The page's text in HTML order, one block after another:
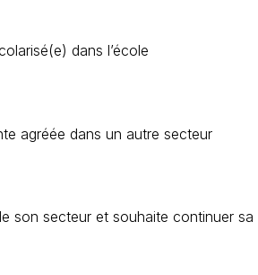
dans l’école
agréée dans un autre secteur
son secteur et souhaite continuer